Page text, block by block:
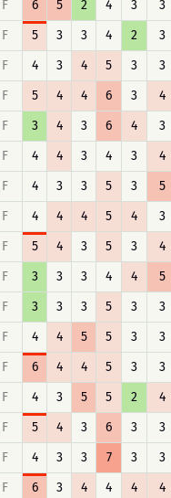
F 6 5 2 4 3 3
F 5 3 3 4 2 3
F 4 3 4 5 3 3
F 5 4 4 6 3 4
F 3 4 3 6 4 3
F 4 4 3 4 3 4
F 4 3 3 5 3 5
F 4 4 4 5 4 3
F 5 4 3 5 3 4
F 3 3 3 4 4 5
F 3 3 3 5 3 3
F 4 4 5 5 3 3
F 6 4 4 5 3 3
F 4 3 5 5 2 4
F 5 4 3 6 3 3
F 4 3 3 7 3 3
F 6 3 4 4 4 4